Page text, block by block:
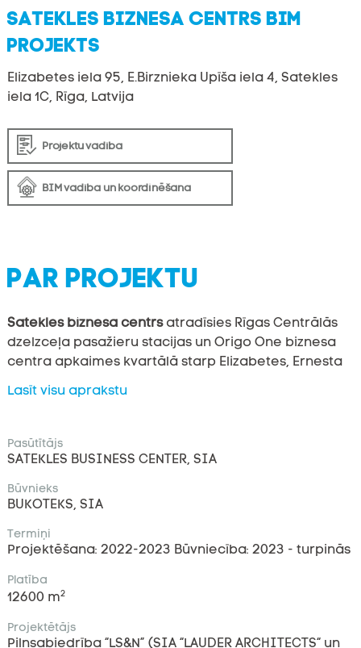
SATEKLES BIZNESA CENTRS BIM
PROJEKTS
Elizabetes iela 95, E.Birznieka Upīša iela 4, Satekles
iela 1C, Rīga, Latvija
Projektu vadība
BIM vadība un koordinēšana
PAR PROJEKTU
Satekles biznesa centrsatradīsies Rīgas Centrālās
dzelzceļa pasažieru stacijas un Origo One biznesa
centra apkaimes kvartālā starp Elizabetes, Ernesta
no piecām savstarpēji saistītām ēkām, tiks
integrētas arī divas pilsētas vēsturiskā mantojuma
ēkas. Tas apvienos augstākos kvalitātes standartus
un izcilus ilgtspējības risinājumus (mērķis sasniegt
radot mūsdienīgu un patīkamu darba vidi gan
objekts atradīsies ļoti ērtā vietā ar lielisku
sasniedzamību, kur tiešā tuvumā atrodas
tirdzniecības centri, viesnīcas, dažādas izklaides
iespējas un citi ikdienas pakalpojumi.
Lasīt visu aprakstu
Pasūtītājs
SATEKLES BUSINESS CENTER, SIA
Būvnieks
BUKOTEKS, SIA
Termiņi
Projektēšana: 2022-2023 Būvniecība: 2023 - turpinās
Platība
12600 m2
Projektētājs
Pilnsabiedrība “LS&N” (SIA “LAUDER ARCHITECTS“ un